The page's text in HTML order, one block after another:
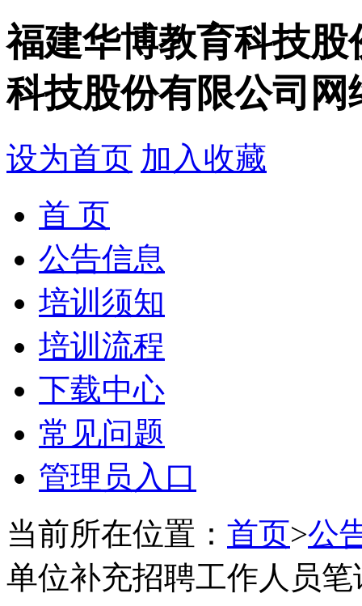
福建华博教育科技股
科技股份有限公司
设为首页 加入收藏
首 页
公告信息
培训须知
培训流程
下载中心
常见问题
管理员入口
当前所在位置： 首页>公
单位补充招聘工作人员